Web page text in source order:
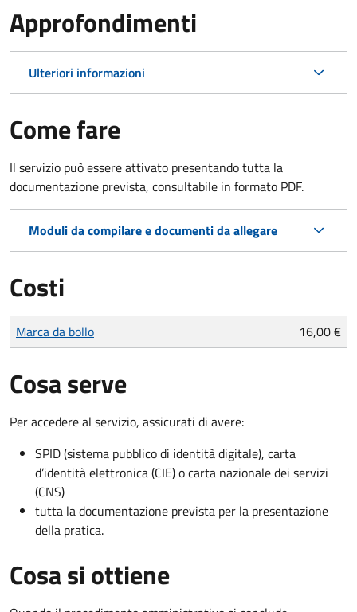
Approfondimenti
Ulteriori informazioni
Come fare
Il servizio può essere attivato presentando tutta la
documentazione prevista, consultabile in formato PDF.
Moduli da compilare e documenti da allegare
Costi
Tipo di pagamento
Importo
Marca da bollo 16,00 €
Cosa serve
Per accedere al servizio, assicurati di avere:
SPID (sistema pubblico di identità digitale), carta
d’identità elettronica (CIE) o carta nazionale dei servizi
(CNS)
tutta la documentazione prevista per la presentazione
della pratica.
Cosa si ottiene